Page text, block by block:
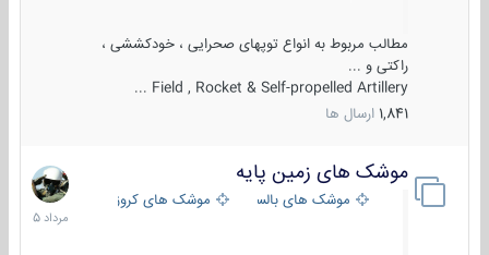
مطالب مربوط به انواع توپهای صحرایی ، خودکششی ،
راکتی و ...
Field , Rocket & Self-propelled Artillery ...
1,841 ارسال ها
موشک های زمین پایه
موشک های بالستیک موشک های کروز
2
مرداد
1405